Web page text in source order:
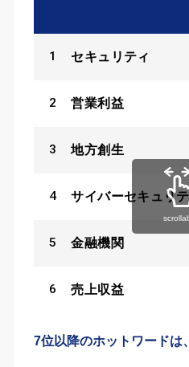
1 セキュリティ
2 営業利益
3 地方創生
4 サイバーセキュリ
5 金融機関
6 売上収益
7位以降のホットワードは